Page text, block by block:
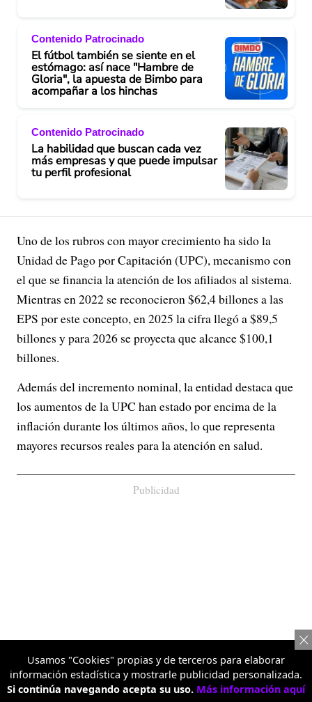
Contenido Patrocinado
El fútbol también se siente en el
estómago: así nace "Hambre de
Gloria", la apuesta de Bimbo para
acompañar a los hinchas
Contenido Patrocinado
La habilidad que buscan cada vez
más empresas y que puede impulsar
tu perfil profesional
Uno de los rubros con mayor crecimiento ha sido la
Unidad de Pago por Capitación (UPC), mecanismo con
el que se financia la atención de los afiliados al sistema.
Mientras en 2022 se reconocieron $62,4 billones a las
EPS por este concepto, en 2025 la cifra llegó a $89,5
billones y para 2026 se proyecta que alcance $100,1
billones.
Además del incremento nominal, la entidad destaca que
los aumentos de la UPC han estado por encima de la
inflación durante los últimos años, lo que representa
mayores recursos reales para la atención en salud.
Publicidad
Usamos "Cookies" propias y de terceros para elaborar
información estadística y mostrarle publicidad personalizada.
Si continúa navegando acepta su uso. Más información aquí